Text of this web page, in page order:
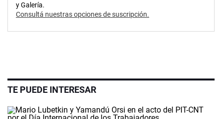
y Galería.
Consultá nuestras opciones de suscripción.
TE PUEDE INTERESAR